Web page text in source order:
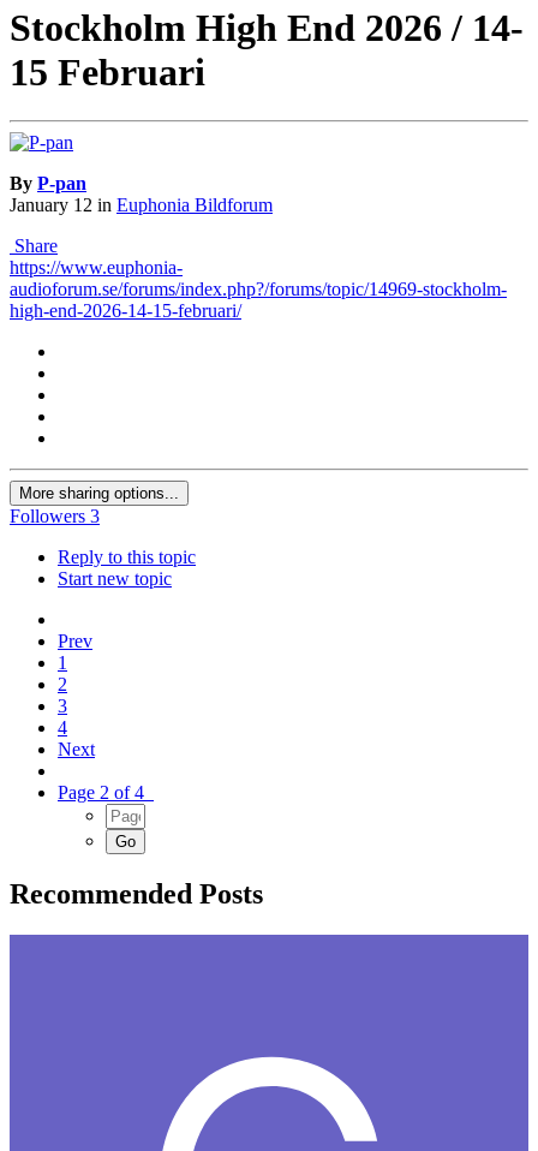
Stockholm High End 2026 / 14-
15 Februari
By P-pan
January 12 in Euphonia Bildforum
Share
https://www.euphonia-
audioforum.se/forums/index.php?/forums/topic/14969-stockholm-
high-end-2026-14-15-februari/
More sharing options...
Followers 3
Reply to this topic
Start new topic
Prev
1
2
3
4
Next
Page 2 of 4
Recommended Posts